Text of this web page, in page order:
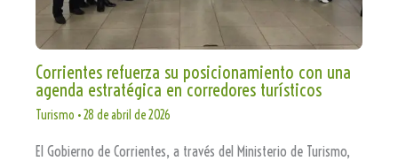
Corrientes refuerza su posicionamiento con una
agenda estratégica en corredores turísticos
Turismo •28 de abril de 2026
El Gobierno de Corrientes, a través del Ministerio de Turismo,